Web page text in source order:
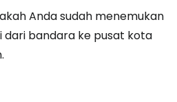
Anda sudah menemukan
dari bandara ke pusat kota